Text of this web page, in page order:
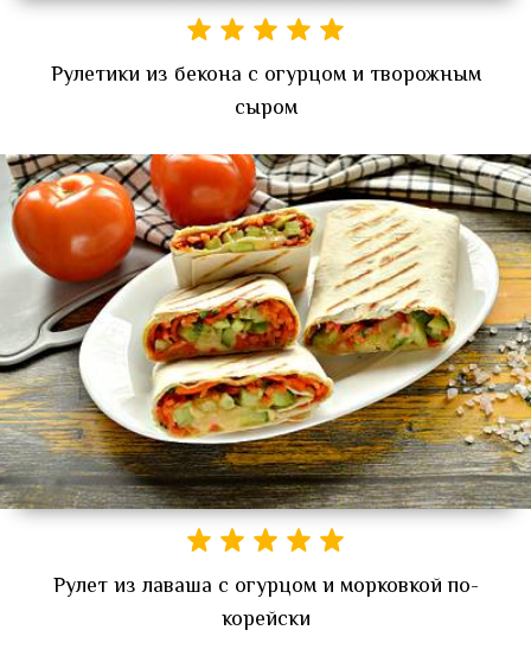
Рулетики из бекона с огурцом и творожным
сыром
Рулет из лаваша с огурцом и морковкой по-
корейски